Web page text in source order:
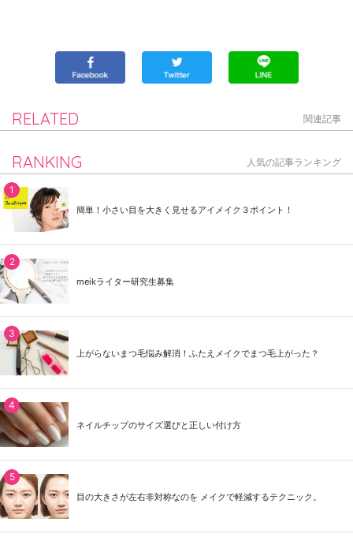
RELATED 関連記事
RANKING 人気の記事ランキング
簡単！小さい目を大きく見せるアイメイク３ポイント！
meikライター研究生募集
上がらないまつ毛悩み解消！ふたえメイクでまつ毛上がった？
ネイルチップのサイズ選びと正しい付け方
目の大きさが左右非対称なのを メイクで軽減するテクニック。